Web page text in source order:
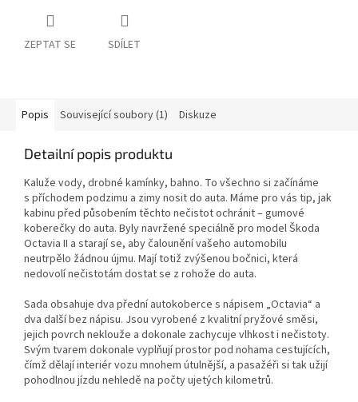
ZEPTAT SE SDÍLET
Popis Související soubory (1) Diskuze
Detailní popis produktu
Kaluže vody, drobné kamínky, bahno. To všechno si začínáme
s příchodem podzimu a zimy nosit do auta. Máme pro vás tip, jak
kabinu před působením těchto nečistot ochránit – gumové
koberečky do auta. Byly navržené speciálně pro model Škoda
Octavia II a starají se, aby čalounění vašeho automobilu
neutrpělo žádnou újmu. Mají totiž zvýšenou bočnici, která
nedovolí nečistotám dostat se z rohože do auta.
Sada obsahuje dva přední autokoberce s nápisem „Octavia“ a
dva další bez nápisu. Jsou vyrobené z kvalitní pryžové směsi,
jejich povrch neklouže a dokonale zachycuje vlhkost i nečistoty.
Svým tvarem dokonale vyplňují prostor pod nohama cestujících,
čímž dělají interiér vozu mnohem útulnější, a pasažéři si tak užijí
pohodlnou jízdu nehledě na počty ujetých kilometrů.